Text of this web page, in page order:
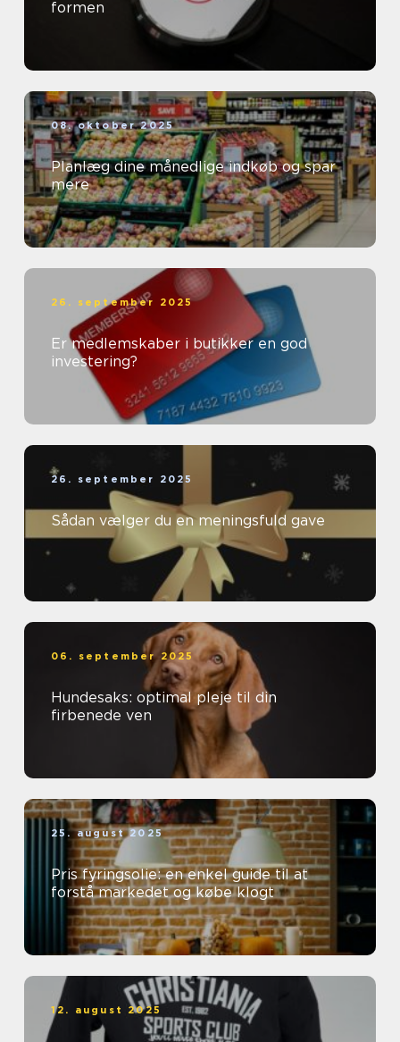
formen
08. oktober 2025
Planlæg dine månedlige indkøb og spar
mere
26. september 2025
Er medlemskaber i butikker en god
investering?
26. september 2025
Sådan vælger du en meningsfuld gave
06. september 2025
Hundesaks: optimal pleje til din
firbenede ven
25. august 2025
Pris fyringsolie: en enkel guide til at
forstå markedet og købe klogt
12. august 2025